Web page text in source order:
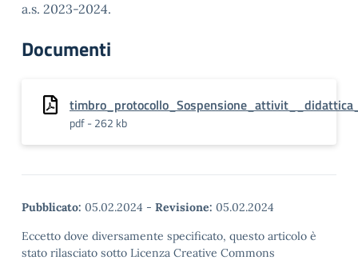
a.s. 2023-2024.
Documenti
pdf - 262 kb
Pubblicato: 05.02.2024 - Revisione: 05.02.2024
Eccetto dove diversamente specificato, questo articolo è
stato rilasciato sotto Licenza Creative Commons